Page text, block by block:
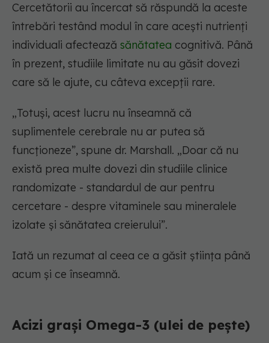
Cercetătorii au încercat să răspundă la aceste
întrebări testând modul în care acești nutrienți
individuali afectează sănătatea cognitivă. Până
în prezent, studiile limitate nu au găsit dovezi
care să le ajute, cu câteva excepții rare.
„Totuși, acest lucru nu înseamnă că
suplimentele cerebrale nu ar putea să
funcționeze”, spune dr. Marshall. „Doar că nu
există prea multe dovezi din studiile clinice
randomizate - standardul de aur pentru
cercetare - despre vitaminele sau mineralele
izolate și sănătatea creierului”.
Iată un rezumat al ceea ce a găsit știința până
acum și ce înseamnă.
Acizi grași Omega-3 (ulei de pește)